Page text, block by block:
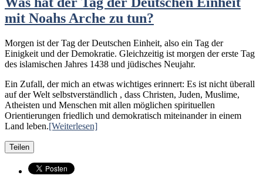
mit Noahs Arche zu tun?
Morgen ist der Tag der Deutschen Einheit, also ein Tag der
Einigkeit und der Demokratie. Gleichzeitig ist morgen der erste Tag
des islamischen Jahres 1438 und jüdisches Neujahr.
Ein Zufall, der mich an etwas wichtiges erinnert: Es ist nicht überall
auf der Welt selbstverständlich , dass Christen, Juden, Muslime,
Atheisten und Menschen mit allen möglichen spirituellen
Orientierungen friedlich und demokratisch miteinander in einem
Land leben.[Weiterlesen]
Teilen